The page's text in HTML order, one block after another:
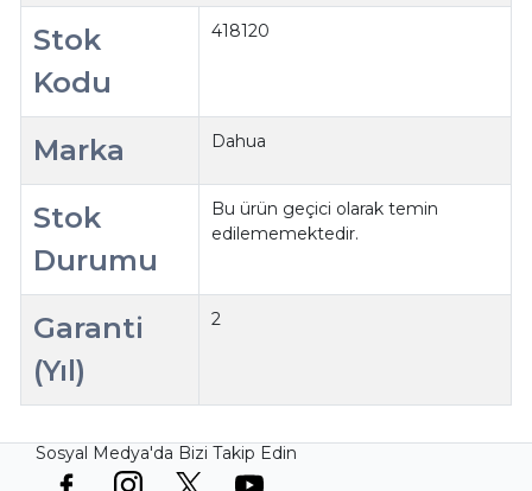
Stok
Kodu
418120
Marka Dahua
Stok
Durumu
Bu ürün geçici olarak temin
edilememektedir.
Garanti
(Yıl)
2
Sosyal Medya'da Bizi Takip Edin